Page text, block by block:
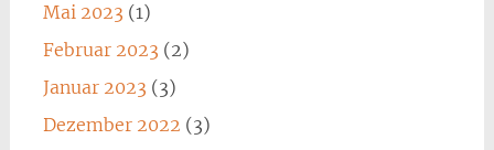
Mai 2023 (1)
Februar 2023 (2)
Januar 2023 (3)
Dezember 2022 (3)